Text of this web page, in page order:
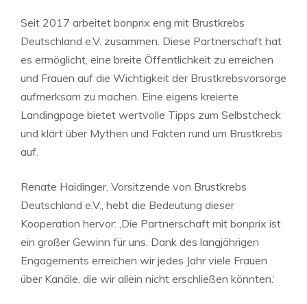
Seit 2017 arbeitet bonprix eng mit Brustkrebs
Deutschland e.V. zusammen. Diese Partnerschaft hat
es ermöglicht, eine breite Öffentlichkeit zu erreichen
und Frauen auf die Wichtigkeit der Brustkrebsvorsorge
aufmerksam zu machen. Eine eigens kreierte
Landingpage bietet wertvolle Tipps zum Selbstcheck
und klärt über Mythen und Fakten rund um Brustkrebs
auf.
Renate Haidinger, Vorsitzende von Brustkrebs
Deutschland e.V., hebt die Bedeutung dieser
Kooperation hervor: ‚Die Partnerschaft mit bonprix ist
ein großer Gewinn für uns. Dank des langjährigen
Engagements erreichen wir jedes Jahr viele Frauen
über Kanäle, die wir allein nicht erschließen könnten.‘